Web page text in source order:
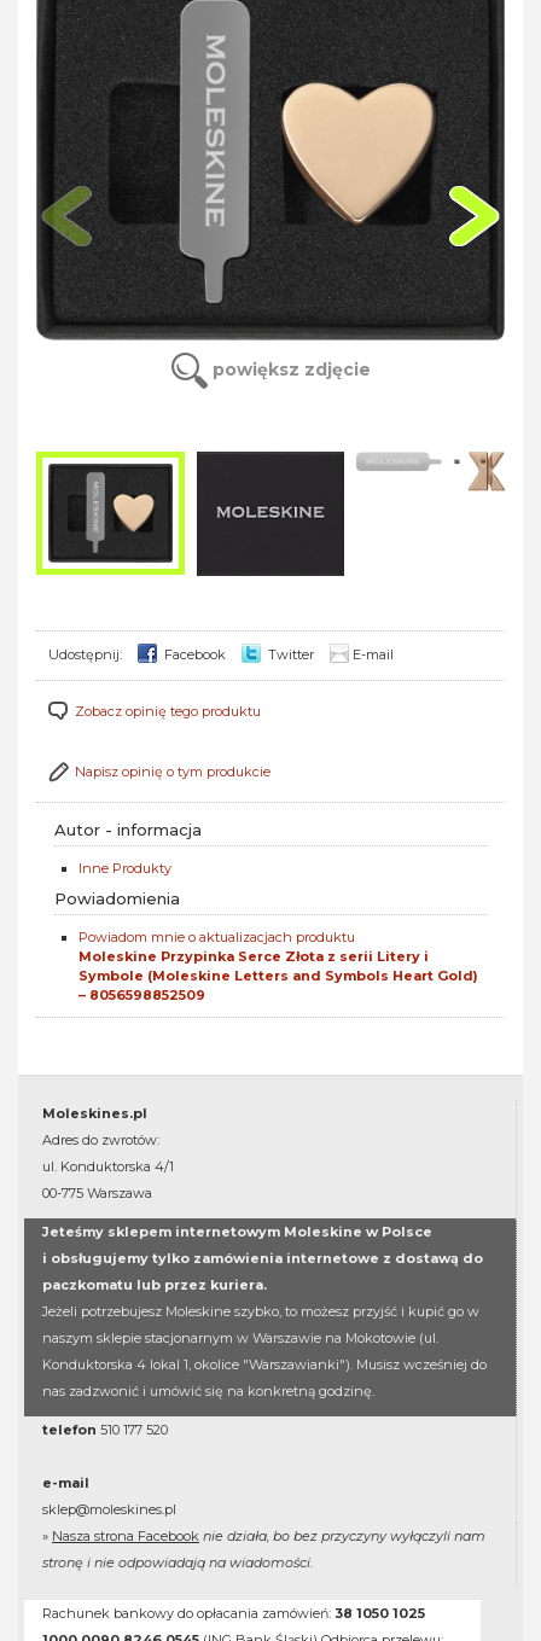
powiększ zdjęcie
Udostępnij: Facebook Twitter E-mail
Zobacz opinię tego produktu
Napisz opinię o tym produkcie
Autor - informacja
Inne Produkty
Powiadomienia
Powiadom mnie o aktualizacjach produktu
Moleskine Przypinka Serce Złota z serii Litery i
Symbole (Moleskine Letters and Symbols Heart Gold)
– 8056598852509
Moleskines.pl
Adres do zwrotów:
ul. Konduktorska 4/1
00-775 Warszawa
Jeteśmy sklepem internetowym Moleskine w Polsce
i obsługujemy tylko zamówienia internetowe z dostawą do
paczkomatu lub przez kuriera.
Jeżeli potrzebujesz Moleskine szybko, to możesz przyjść i kupić go w
naszym sklepie stacjonarnym w Warszawie na Mokotowie (ul.
Konduktorska 4 lokal 1, okolice "Warszawianki"). Musisz wcześniej do
nas zadzwonić i umówić się na konkretną godzinę.
telefon 510 177 520
e-mail
sklep@moleskines.pl
» Nasza strona Facebook nie działa, bo bez przyczyny wyłączyli nam
stronę i nie odpowiadają na wiadomości.
Rachunek bankowy do opłacania zamówień: 38 1050 1025